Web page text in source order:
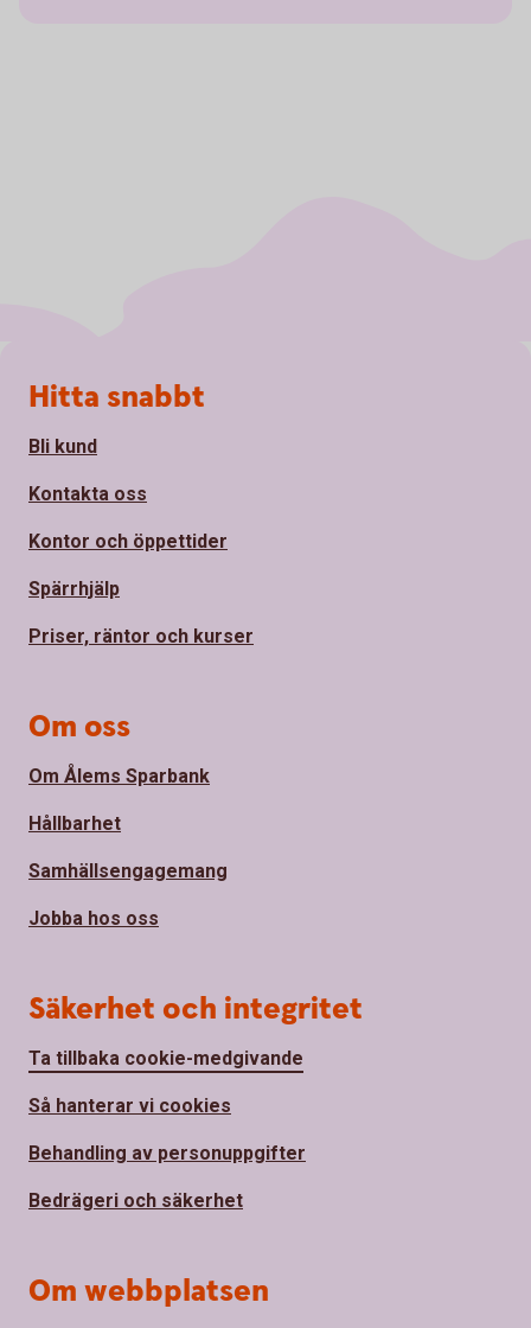
Sidfot
Hitta snabbt
Bli kund
Kontakta oss
Kontor och öppettider
Spärrhjälp
Priser, räntor och kurser
Om oss
Om Ålems Sparbank
Hållbarhet
Samhällsengagemang
Jobba hos oss
Säkerhet och integritet
Ta tillbaka cookie-medgivande
Så hanterar vi cookies
Behandling av personuppgifter
Bedrägeri och säkerhet
Om webbplatsen